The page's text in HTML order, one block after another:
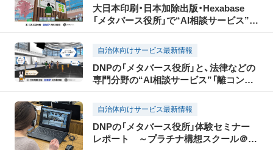
大日本印刷・日本加除出版・Hexabase
「メタバース役所」で“AI相談サービス”の
自治体向けサービス最新情報
DNPの「メタバース役所」と、法律などの
専門分野の“AI相談サービス”「離コンパ
解決を支援します。
自治体向けサービス最新情報
DNPの「メタバース役所」体験セミナー
レポート ～プラチナ構想スクール＠葛